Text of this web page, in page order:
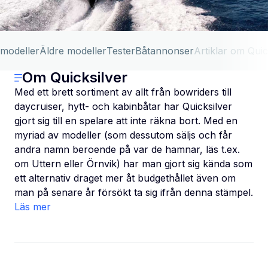
Äldre modellerTesterBåtannonserArtiklar om
Om Quicksilver
Med ett brett sortiment av allt från bowriders till
daycruiser, hytt- och kabinbåtar har Quicksilver
gjort sig till en spelare att inte räkna bort. Med en
myriad av modeller (som dessutom säljs och får
andra namn beroende på var de hamnar, läs t.ex.
om Uttern eller Örnvik) har man gjort sig kända som
ett alternativ draget mer åt budgethållet även om
man på senare år försökt ta sig ifrån denna stämpel.
Läs mer